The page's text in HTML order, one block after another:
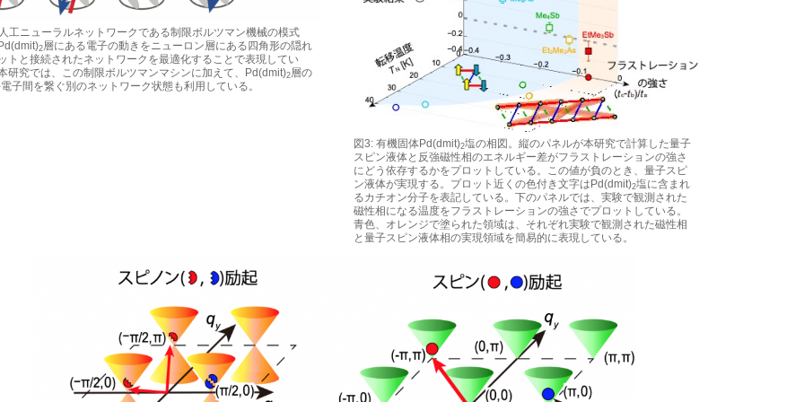
工ニューラルネットワークである制限ボルツマン機械の模式
2層にある電子の動きをニューロン層にある四角形の隠れ
トと接続されたネットワークを最適化することで表現してい
研究では、この制限ボルツマンマシンに加えて、Pd(dmit)2層の
子間を繋ぐ別のネットワーク状態も利用している。
図3: 有機固体Pd(dmit)2塩の相図。縦のパネルが本研究で計算した量子
スピン液体と反強磁性相のエネルギー差がフラストレーションの強さ
にどう依存するかをプロットしている。この値が負のとき、量子スピ
ン液体が実現する。プロット近くの色付き文字はPd(dmit)2塩に含まれ
るカチオン分子を表記している。下のパネルでは、実験で観測された
磁性相になる温度をフラストレーションの強さでプロットしている。
青色、オレンジで塗られた領域は、それぞれ実験で観測された磁性相
と量子スピン液体相の実現領域を簡易的に表現している。